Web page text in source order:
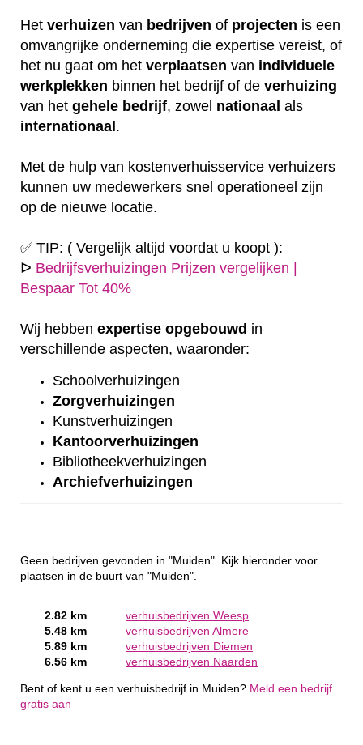
Het verhuizen van bedrijven of projecten is een
omvangrijke onderneming die expertise vereist, of
het nu gaat om het verplaatsen van individuele
werkplekken binnen het bedrijf of de verhuizing
van het gehele bedrijf, zowel nationaal als
internationaal .
Met de hulp van kostenverhuisservice verhuizers
kunnen uw medewerkers snel operationeel zijn
op de nieuwe locatie.
✅ TIP: ( Vergelijk altijd voordat u koopt ):
ᐅ Bedrijfsverhuizingen Prijzen vergelijken |
Bespaar Tot 40%
Wij hebben expertise opgebouwd in
verschillende aspecten, waaronder:
Schoolverhuizingen
Zorgverhuizingen
Kunstverhuizingen
Kantoorverhuizingen
Bibliotheekverhuizingen
Archiefverhuizingen
Geen bedrijven gevonden in "Muiden". Kijk hieronder voor
plaatsen in de buurt van "Muiden".
2.82 km
verhuisbedrijven Weesp
5.48 km
verhuisbedrijven Almere
5.89 km
verhuisbedrijven Diemen
6.56 km
verhuisbedrijven Naarden
Bent of kent u een verhuisbedrijf in Muiden? Meld een bedrijf
gratis aan